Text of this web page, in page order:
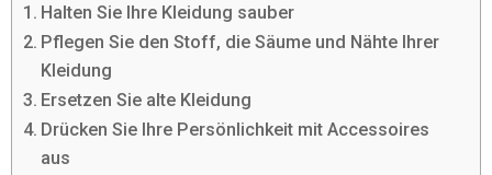
Halten Sie Ihre Kleidung sauber
Pflegen Sie den Stoff, die Säume und Nähte Ihrer
Kleidung
Ersetzen Sie alte Kleidung
Drücken Sie Ihre Persönlichkeit mit Accessoires
aus